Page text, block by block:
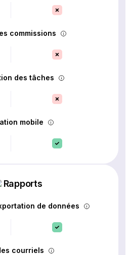
commissions
des tâches
mobile
Rapports
de données
courriels